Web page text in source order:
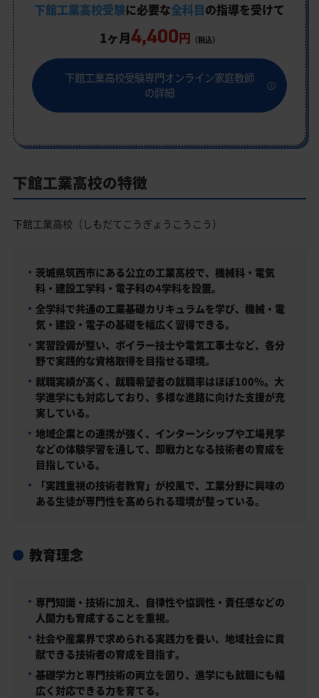
下館工業高校受験に必要な全科目の指導を受けて
1ヶ月4,400円 （税込）
下館工業高校受験専門オンライン家庭教師
の詳細
下館工業高校の特徴
下館工業高校（しもだてこうぎょうこうこう）
茨城県筑西市にある公立の工業高校で、機械科・電気
科・建設工学科・電子科の4学科を設置。
全学科で共通の工業基礎カリキュラムを学び、機械・電
気・建設・電子の基礎を幅広く習得できる。
実習設備が整い、ボイラー技士や電気工事士など、各分
野で実践的な資格取得を目指せる環境。
就職実績が高く、就職希望者の就職率はほぼ100％。大
学進学にも対応しており、多様な進路に向けた支援が充
実している。
地域企業との連携が強く、インターンシップや工場見学
などの体験学習を通して、即戦力となる技術者の育成を
目指している。
「実践重視の技術者教育」が校風で、工業分野に興味の
ある生徒が専門性を高められる環境が整っている。
教育理念
専門知識・技術に加え、自律性や協調性・責任感などの
人間力も育成することを重視。
社会や産業界で求められる実践力を養い、地域社会に貢
献できる技術者の育成を目指す。
基礎学力と専門技術の両立を図り、進学にも就職にも幅
広く対応できる力を育てる。